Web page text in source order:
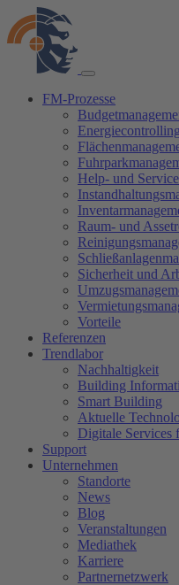
FM-Prozesse
Energiecontrolling
Help- und
Raum- und
Sicherheit und
Vorteile
Referenzen
Trendlabor
Nachhaltigkeit
Building
Smart Building
Aktuelle
Digitale Services
Support
Unternehmen
Standorte
News
Blog
Veranstaltungen
Mediathek
Karriere
Partnernetzwerk